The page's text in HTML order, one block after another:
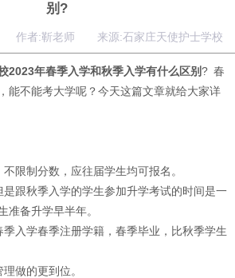
别?
作者:靳老师 来源:石家庄天使护士学校
2023年春季入学和秋季入学有什么区别? 春
能不能考大学呢？今天这篇文章就给大家详
限制分数，应往届学生均可报名。
是跟秋季入学的学生参加升学考试的时间是一
准备升学早半年。
入学春季注册学籍，春季毕业，比秋季学生
做的更到位。